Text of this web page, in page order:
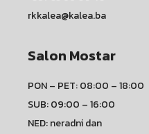
rkkalea@kalea.ba
Salon Mostar
PON – PET: 08:00 – 18:00
SUB: 09:00 – 16:00
NED: neradni dan